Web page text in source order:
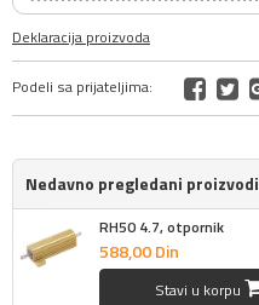
Deklaracija proizvoda
Podeli sa prijateljima:
Nedavno pregledani proizvodi
RH50 4.7, otpornik
588,00Din
Stavi u korpu